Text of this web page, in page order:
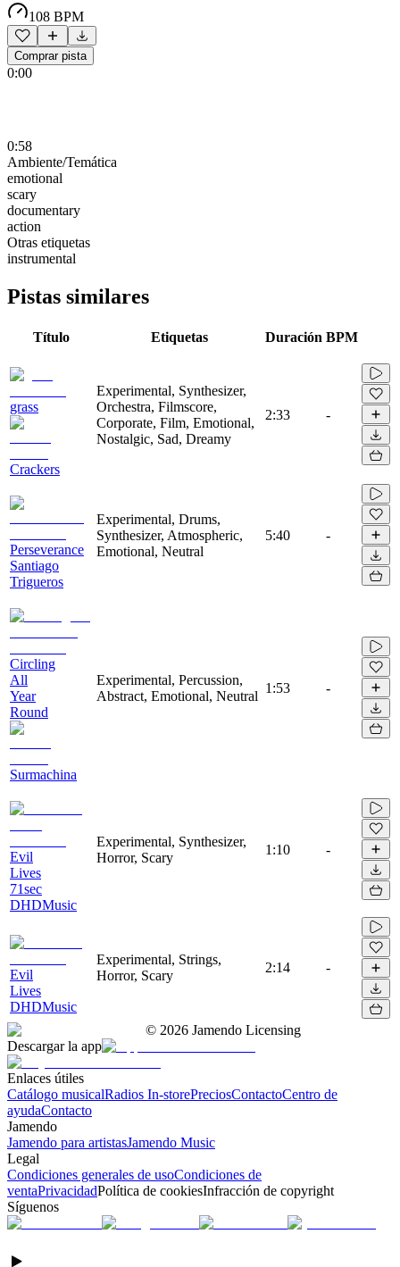
108 BPM
Comprar pista
0:00
0:58
Ambiente/Temática
emotional
scary
documentary
action
Otras etiquetas
instrumental
Pistas similares
Título Etiquetas Duración BPM
grass
Crackers
Experimental, Synthesizer,
Orchestra, Filmscore,
Corporate, Film, Emotional,
Nostalgic, Sad, Dreamy
2:33 -
Perseverance
Santiago
Trigueros
Experimental, Drums,
Synthesizer, Atmospheric,
Emotional, Neutral
5:40 -
Circling
All
Year
Round
Surmachina
Experimental, Percussion,
Abstract, Emotional, Neutral
1:53 -
Evil
Lives
71sec
DHDMusic
Experimental, Synthesizer,
Horror, Scary
1:10 -
Evil
Lives
DHDMusic
Experimental, Strings,
Horror, Scary
2:14 -
© 2026 Jamendo Licensing
Descargar la app
Enlaces útiles
Catálogo musicalRadios In-storePreciosContactoCentro de
ayudaContacto
Jamendo
Jamendo para artistasJamendo Music
Legal
Condiciones generales de usoCondiciones de
ventaPrivacidadPolítica de cookiesInfracción de copyright
Síguenos